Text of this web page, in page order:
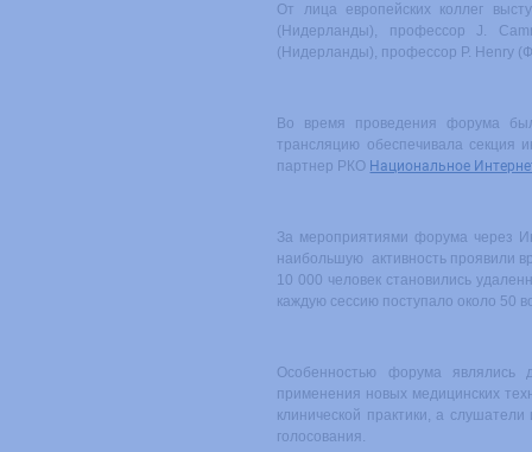
От лица европейских коллег
(Нидерланды), профессор J.
(Нидерланды), профессор P. Henry
Во время проведения форума
трансляцию обеспечивала секция
партнер РКО Национальное
За мероприятиями форума через
наибольшую активность проявили
10 000 человек становились
каждую сессию поступало около 50
Особенностью форума являлись
применения новых медицинских
клинической практики, а
голосования.